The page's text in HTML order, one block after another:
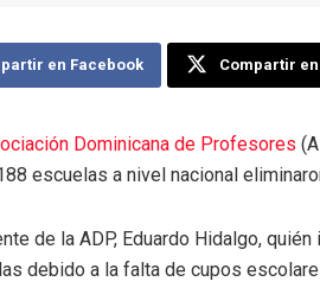
en Facebook Compartir
Dominicana de Profesores
escuelas a nivel nacional
de la ADP, Eduardo Hidalgo,
debido a la falta de cupos